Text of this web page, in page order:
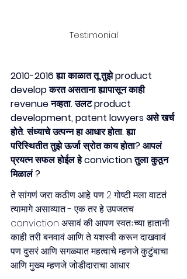
Testimonial
2010-2016 ह्या काळात तू तुझे product
develop करत असताना ह्यापासून काही
revenue नव्हता. उलट product
development, patent lawyers असे खर्च
होते. संध्याचे उत्पन्न हा आधार होता. ह्या
परिस्थितीत तुझे ऊर्जा स्रोत काय होता? आपलं
प्रयत्न सफल होईल हे conviction तुला कुठून
मिळालं ?
ते सांगणं जरा कठीण आहे. पण 2 गोष्टी मला वाटतं
त्यामागे असाव्यात - एक तर हे उपजतच
conviction असावं की आपण स्वतःच्या हातानी
काही तरी बनवावं आणि ते यशस्वी करून दाखवावं.
पण दुसरं आणि सगळ्यात महत्वाचे म्हणजे कुटुंबाचा
आणि मुख्य म्हणजे जोडीदाराचा आधार.